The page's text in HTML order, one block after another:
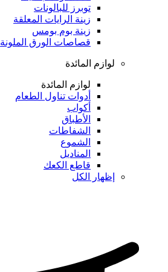
توبرز للبالونات
زينة الرايات المعلقة
زينة بوم بومس
قصاصات الورق الملونة
لوازم المائدة
لوازم المائدة
أدوات تناول الطعام
أكواب
الأطباق
الشفاطات
الشموع
المناديل
قاطع الكعك
إظهار الكل